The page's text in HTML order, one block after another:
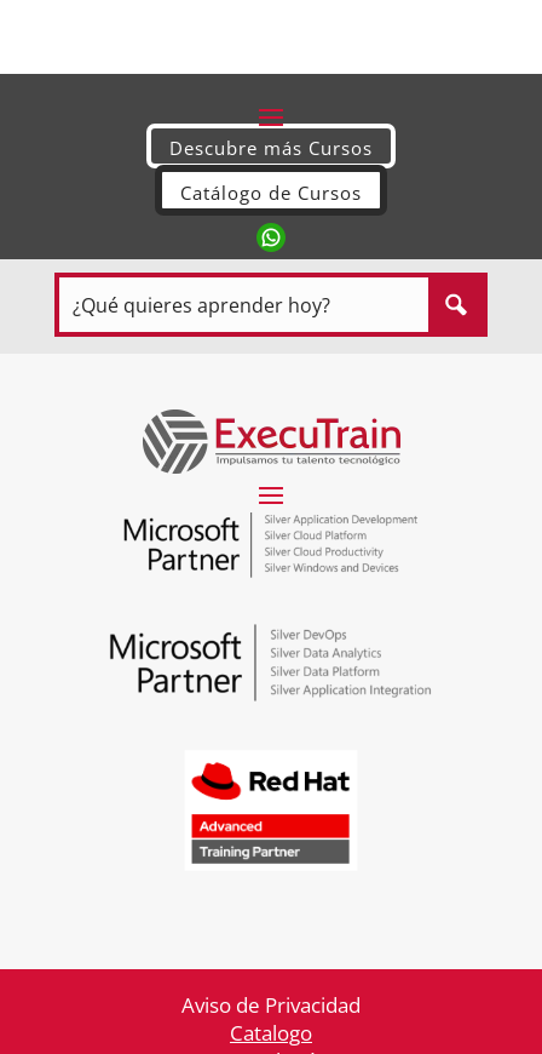
Descubre más Cursos
Catálogo de Cursos
Aviso de Privacidad
Catalogo